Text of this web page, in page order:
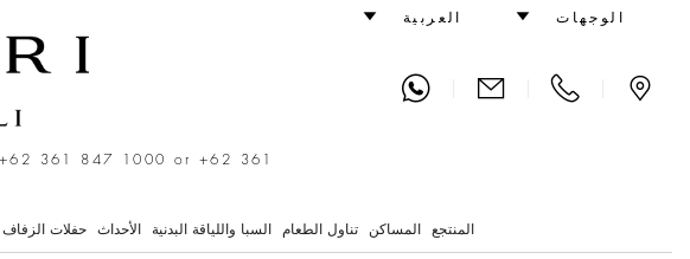
حفل زفاف
الوجهات العربية
+62 361 847 1000 or +62 361
المنتجع المساكن تناول الطعام السبا واللياقة البدنية الأحداث حفلات الزفاف